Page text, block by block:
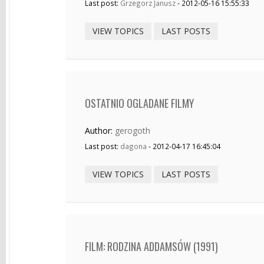
Last post: Grzegorz Janusz- 2012-05-16 15:55:33
VIEW TOPICS LAST POSTS
OSTATNIO OGLADANE FILMY
Author: gerogoth
Last post: dagona - 2012-04-17 16:45:04
VIEW TOPICS LAST POSTS
FILM: RODZINA ADDAMSÓW (1991)